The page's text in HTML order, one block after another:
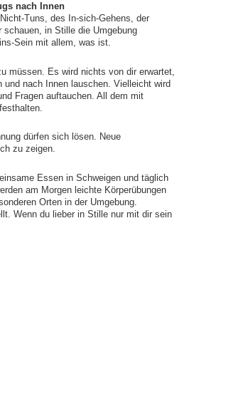
nach Innen
Tuns, des In-sich-Gehens, der
schauen, in Stille die Umgebung
Sein mit allem, was ist.
müssen. Es wird nichts von dir erwartet,
nach Innen lauschen. Vielleicht wird
Fragen auftauchen. All dem mit
dürfen sich lösen. Neue
zu zeigen.
Essen in Schweigen und täglich
am Morgen leichte Körperübungen
Orten in der Umgebung.
Wenn du lieber in Stille nur mit dir sein